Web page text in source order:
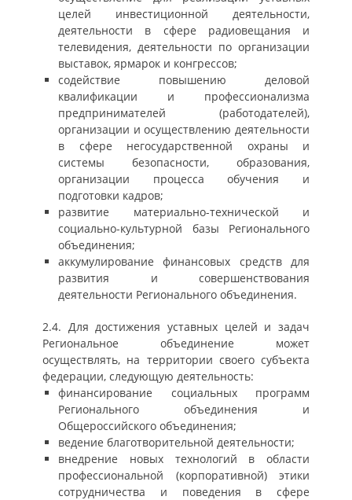
целей инвестиционной деятельности,
деятельности в сфере радиовещания и
телевидения, деятельности по организации
выставок, ярмарок и конгрессов;
содействие повышению деловой
квалификации и профессионализма
предпринимателей (работодателей),
организации и осуществлению деятельности
в сфере негосударственной охраны и
системы безопасности, образования,
организации процесса обучения и
подготовки кадров;
развитие материально-технической и
социально-культурной базы Регионального
объединения;
аккумулирование финансовых средств для
развития и совершенствования
деятельности Регионального объединения.
2.4. Для достижения уставных целей и задач
Региональное объединение может
осуществлять, на территории своего субъекта
федерации, следующую деятельность:
финансирование социальных программ
Регионального объединения и
Общероссийского объединения;
ведение благотворительной деятельности;
внедрение новых технологий в области
профессиональной (корпоративной) этики
сотрудничества и поведения в сфере